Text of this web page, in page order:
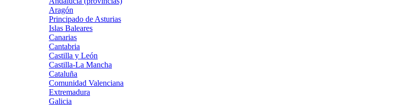
Aragón
Principado de Asturias
Islas Baleares
Canarias
Cantabria
Castilla y León
Castilla-La Mancha
Cataluña
Comunidad Valenciana
Extremadura
Galicia